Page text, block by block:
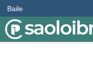
Baile